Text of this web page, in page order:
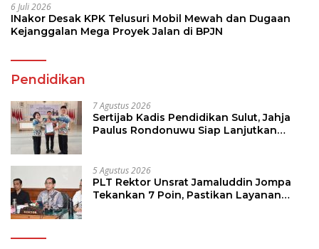
6 Juli 2026
INakor Desak KPK Telusuri Mobil Mewah dan Dugaan
Kejanggalan Mega Proyek Jalan di BPJN
Pendidikan
7 Agustus 2026
Sertijab Kadis Pendidikan Sulut, Jahja
Paulus Rondonuwu Siap Lanjutkan
5 Agustus 2026
PLT Rektor Unsrat Jamaluddin Jompa
Tekankan 7 Poin, Pastikan Layanan